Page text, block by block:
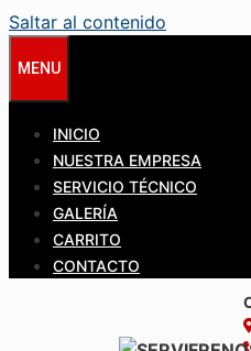
Saltar al contenido
MENU
INICIO
NUESTRA EMPRESA
SERVICIO TÉCNICO
GALERÍA
CARRITO
CONTACTO